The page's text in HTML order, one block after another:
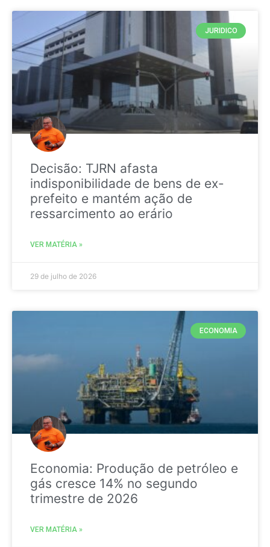
JURIDICO
Decisão: TJRN afasta
indisponibilidade de bens de ex-
prefeito e mantém ação de
ressarcimento ao erário
VER MATÉRIA »
29 de julho de 2026
ECONOMIA
Economia: Produção de petróleo e
gás cresce 14% no segundo
trimestre de 2026
VER MATÉRIA »